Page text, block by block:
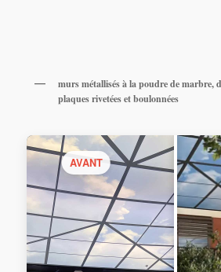
murs métallisés à la poudre de marbre,
plaques rivetées et boulonnées
AVANT